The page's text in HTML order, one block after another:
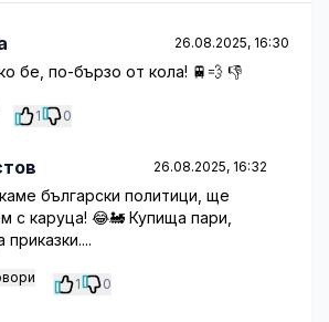
26.08.2025, 16:30
бе, по-бързо от кола! 🚆💨 👎
1 0
26.08.2025, 16:32
български политици, ще
с каруца! 😂🚂 Купища пари,
приказки....
1 0